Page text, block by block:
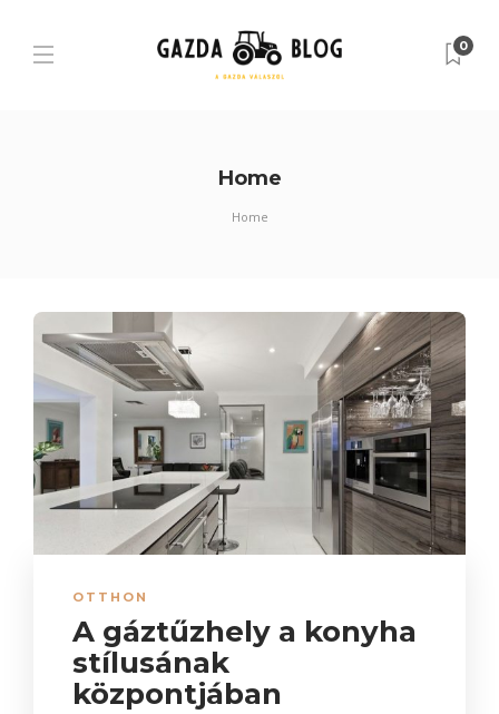
0
Home
Home
OTTHON
A gáztűzhely a konyha
stílusának
központjában